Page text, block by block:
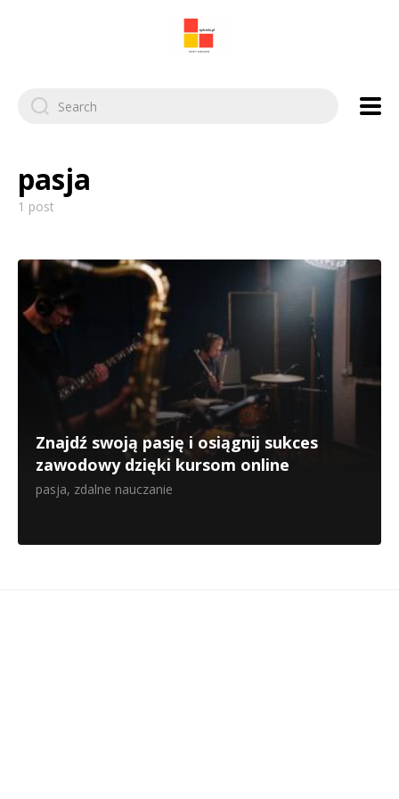
Search
for:
pasja
1 post
Znajdź swoją pasję i osiągnij sukces
zawodowy dzięki kursom online
pasja, zdalne nauczanie